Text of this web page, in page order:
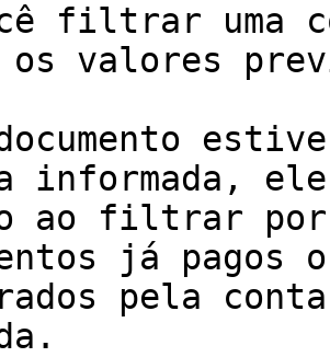
filtrar uma
valores
informada,
ao filtrar
já pagos
pela